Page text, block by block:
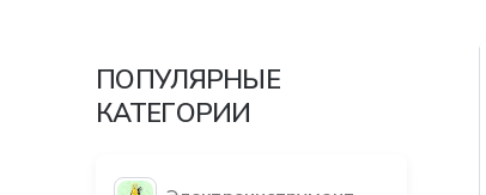
ПОПУЛЯРНЫЕ
КАТЕГОРИИ